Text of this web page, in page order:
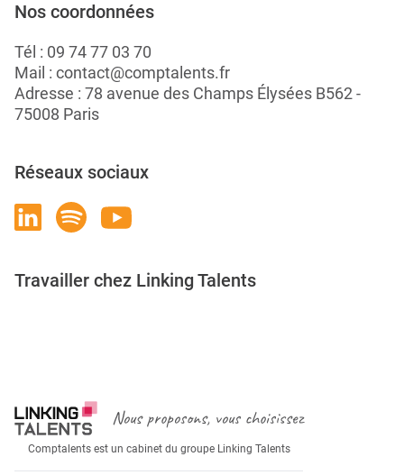
Nos coordonnées
Tél : 09 74 77 03 70
Mail : contact@comptalents.fr
Adresse : 78 avenue des Champs Élysées B562 -
75008 Paris
Réseaux sociaux
Travailler chez Linking Talents
Nous proposons, vous choisissez
Comptalents est un cabinet du groupe Linking Talents